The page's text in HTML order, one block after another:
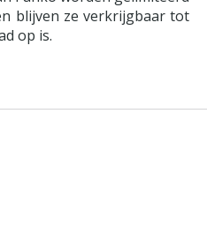
blijven ze verkrijgbaar tot
op is.